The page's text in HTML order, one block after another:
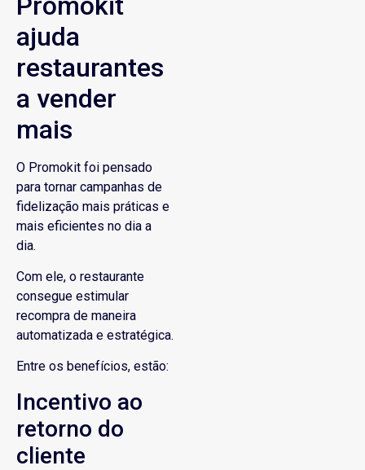
ajuda
restaurantes
a vender
mais
O Promokit foi pensado
para tornar campanhas de
fidelização mais práticas e
mais eficientes no dia a
dia.
Com ele, o restaurante
consegue estimular
recompra de maneira
automatizada e estratégica.
Entre os benefícios, estão:
Incentivo ao
retorno do
cliente